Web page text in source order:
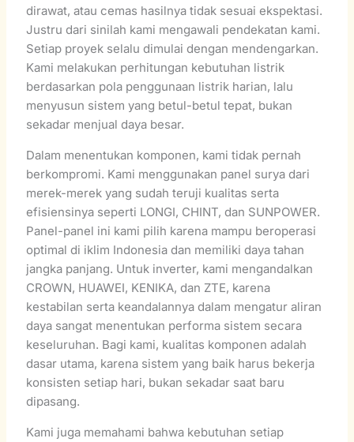
dirawat, atau cemas hasilnya tidak sesuai ekspektasi.
Justru dari sinilah kami mengawali pendekatan kami.
Setiap proyek selalu dimulai dengan mendengarkan.
Kami melakukan perhitungan kebutuhan listrik
berdasarkan pola penggunaan listrik harian, lalu
menyusun sistem yang betul-betul tepat, bukan
sekadar menjual daya besar.
Dalam menentukan komponen, kami tidak pernah
berkompromi. Kami menggunakan panel surya dari
merek-merek yang sudah teruji kualitas serta
efisiensinya seperti LONGI, CHINT, dan SUNPOWER.
Panel-panel ini kami pilih karena mampu beroperasi
optimal di iklim Indonesia dan memiliki daya tahan
jangka panjang. Untuk inverter, kami mengandalkan
CROWN, HUAWEI, KENIKA, dan ZTE, karena
kestabilan serta keandalannya dalam mengatur aliran
daya sangat menentukan performa sistem secara
keseluruhan. Bagi kami, kualitas komponen adalah
dasar utama, karena sistem yang baik harus bekerja
konsisten setiap hari, bukan sekadar saat baru
dipasang.
Kami juga memahami bahwa kebutuhan setiap